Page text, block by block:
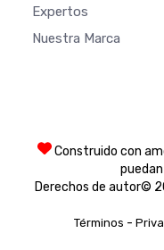
Expertos
Nuestra Marca
Construido con
Derechos de autor©
Términos -